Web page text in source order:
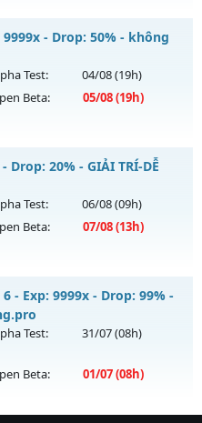
chủ
9999x - Drop: 50% - không
Test: 04/08(19h)
Beta: 05/08(19h)
chủ
Drop: 20% - GIẢI TRÍ-DỄ
Test: 06/08(09h)
Beta: 07/08(13h)
chủ
- Exp: 9999x - Drop: 99% -
Test: 31/07(08h)
Beta: 01/07(08h)
https://muhoalong.pro